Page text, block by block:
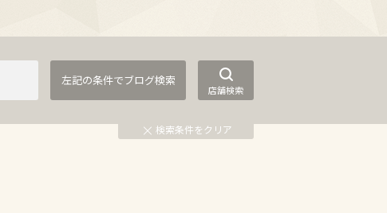
店舗検索
検索条件をクリア